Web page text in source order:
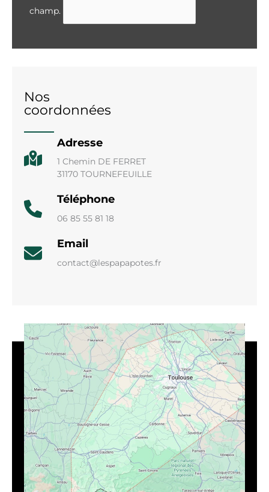
champ.
Nos
coordonnées
Adresse
1 Chemin DE FERRET
31170 TOURNEFEUILLE
Téléphone
06 85 55 81 18
Email
contact@lespapapotes.fr